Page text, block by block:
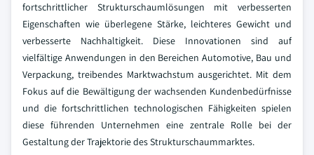
fortschrittlicher Strukturschaumlösungen mit verbesserten
Eigenschaften wie überlegene Stärke, leichteres Gewicht und
verbesserte Nachhaltigkeit. Diese Innovationen sind auf
vielfältige Anwendungen in den Bereichen Automotive, Bau und
Verpackung, treibendes Marktwachstum ausgerichtet. Mit dem
Fokus auf die Bewältigung der wachsenden Kundenbedürfnisse
und die fortschrittlichen technologischen Fähigkeiten spielen
diese führenden Unternehmen eine zentrale Rolle bei der
Gestaltung der Trajektorie des Strukturschaummarktes.